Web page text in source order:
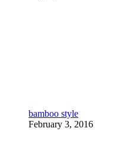
bamboo style
February 3, 2016